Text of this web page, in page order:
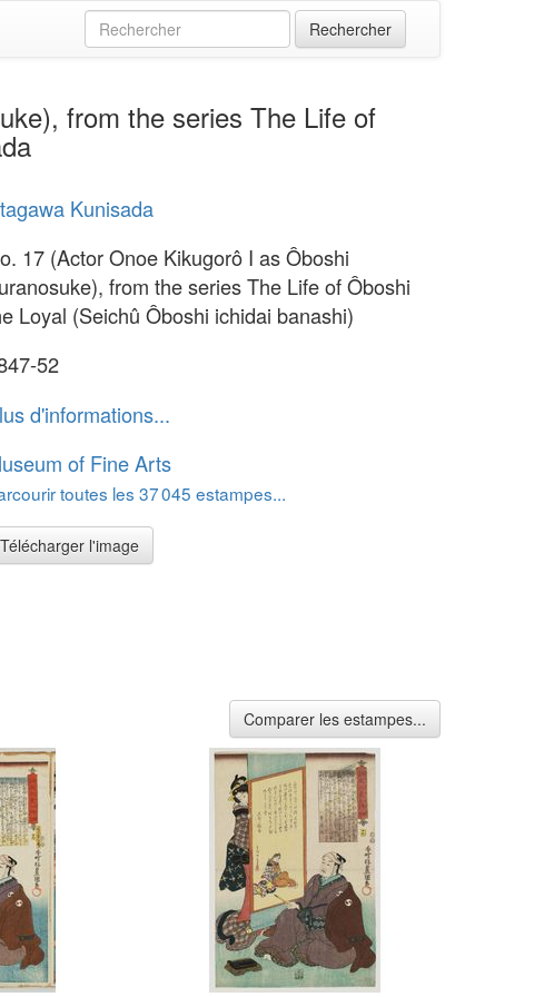
from the series The Life of
Kunisada
17 (Actor Onoe Kikugorô I as Ôboshi
from the series The Life of Ôboshi
Loyal (Seichû Ôboshi ichidai banashi)
52
d'informations...
of Fine Arts
toutes les 37 045 estampes...
Télécharger l'image
Comparer les estampes...